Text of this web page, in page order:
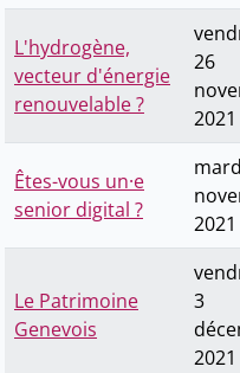
L'hydrogène,
vecteur d'énergie
renouvelable ?
26
2021
Êtes-vous un·e
senior digital ?
2021
Le Patrimoine
Genevois
3
2021